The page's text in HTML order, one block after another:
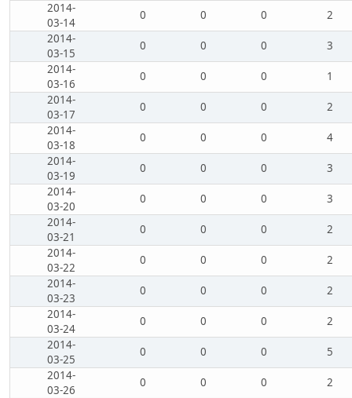
2014-
03-14
0 0 0
2
2014-
03-15
0 0 0
3
2014-
03-16
0 0 0
1
2014-
03-17
0 0 0
2
2014-
03-18
0 0 0
4
2014-
03-19
0 0 0
3
2014-
03-20
0 0 0
3
2014-
03-21
0 0 0
2
2014-
03-22
0 0 0
2
2014-
03-23
0 0 0
2
2014-
03-24
0 0 0
2
2014-
03-25
0 0 0
5
2014-
03-26
0 0 0
2